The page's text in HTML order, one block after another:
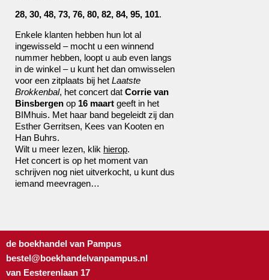
28, 30, 48, 73, 76, 80, 82, 84, 95, 101.
Enkele klanten hebben hun lot al
ingewisseld – mocht u een winnend
nummer hebben, loopt u aub even langs
in de winkel – u kunt het dan omwisselen
voor een zitplaats bij het Laatste
Brokkenbal, het concert dat Corrie van
Binsbergen op 16 maart geeft in het
BIMhuis. Met haar band begeleidt zij dan
Esther Gerritsen, Kees van Kooten en
Han Buhrs.
Wilt u meer lezen, klik hierop.
Het concert is op het moment van
schrijven nog niet uitverkocht, u kunt dus
iemand meevragen…
de boekhandel van Pampus
bestel@boekhandelvanpampus.nl
van Eesterenlaan 17